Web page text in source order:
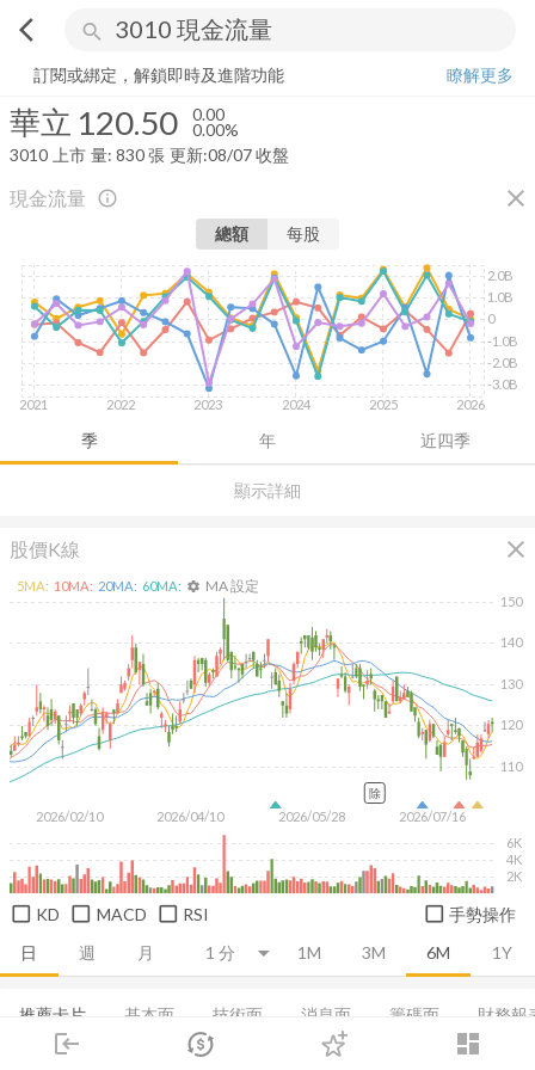
arrow_back_ios search
login dashboard
市場 登入
華立 120.50 0.00%
訂閱或綁定，解鎖即時及進階功能
瞭解更多
華立 120.50 0.00
0.00%
3010 上市 量: 830張 更新:08/07 收盤
現金流量 close
顯示詳細
info_outline
季 年 近四季
總額 每股
2021 2022 2023 2024 2025 2026
-3.0B
-2.0B
-1.0B
0
1.0B
2.0B
股價K線 close
日 週 月 1M 3M 6M 1Y
2026/02/10 2026/04/10 2026/05/28 2026/07/16
110
120
130
140
150
2K
4K
6K
5MA: 10MA: 20MA: 60MA: settings MA 設定
除
KD MACD RSI 手勢操作
推薦卡片 基本面 技術面 消息面 籌碼面 財務報
基本概況